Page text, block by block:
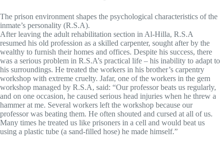
The prison environment shapes the psychological characteristics of the
inmate’s personality (R.S.A).
After leaving the adult rehabilitation section in Al-Hilla, R.S.A
resumed his old profession as a skilled carpenter, sought after by the
wealthy to furnish their homes and offices. Despite his success, there
was a serious problem in R.S.A’s practical life – his inability to adapt to
his surroundings. He treated the workers in his brother’s carpentry
workshop with extreme cruelty. Jafar, one of the workers in the gem
workshop managed by R.S.A, said: “Our professor beats us regularly,
and on one occasion, he caused serious head injuries when he threw a
hammer at me. Several workers left the workshop because our
professor was beating them. He often shouted and cursed at all of us.
Many times he treated us like prisoners in a cell and would beat us
using a plastic tube (a sand-filled hose) he made himself.”